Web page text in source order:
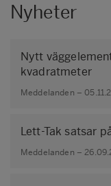
Nyheter
Nytt
kvadratmeter
Meddelanden –
Lett-Tak satsar
Meddelanden –